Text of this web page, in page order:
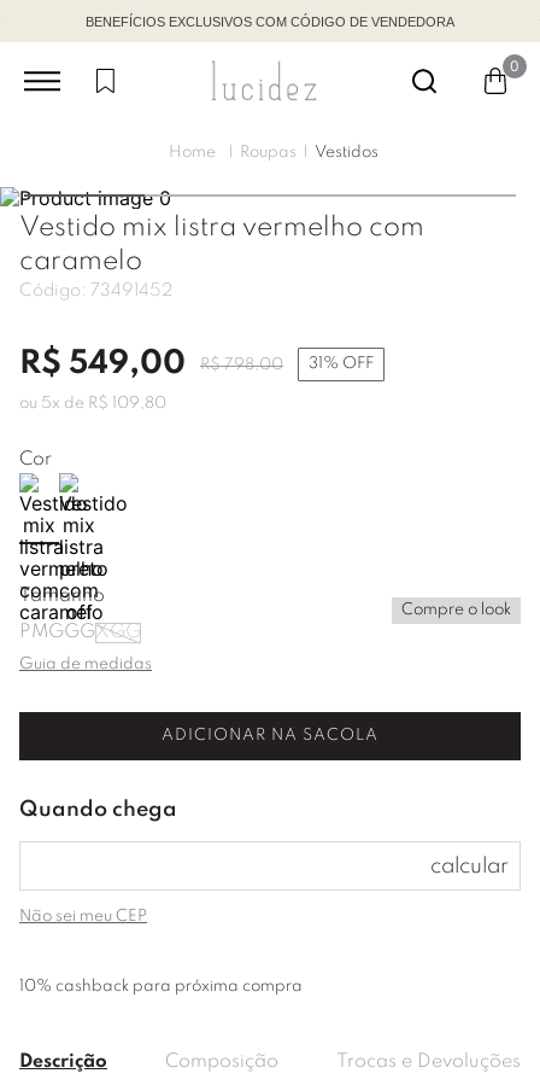
BENEFÍCIOS EXCLUSIVOS COM CÓDIGO DE VENDEDORA
0
Roupas Vestidos
Vestido mix listra vermelho com
caramelo
Código: 73491452
R$ 549,00 R$ 798,00 31% OFF
ou 5x de R$ 109 ,80
Cor
Tamanho
PMGGGXGG
Compre o look
Guia de medidas
ADICIONAR NA SACOLA
Não sei meu CEP
10% cashback para próxima compra
Descrição Composição Trocas e Devoluções